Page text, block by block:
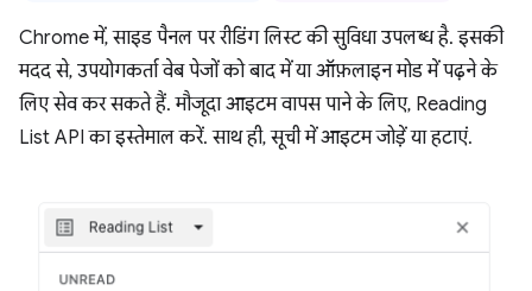
Chrome में, साइड पैनल पर रीडिंग लिस्ट की सुविधा उपलब्ध है. इसकी
मदद से, उपयोगकर्ता वेब पेजों को बाद में या ऑफ़लाइन मोड में पढ़ने के
लिए सेव कर सकते हैं. मौजूदा आइटम वापस पाने के लिए, Reading
List API का इस्तेमाल करें. साथ ही, सूची में आइटम जोड़ें या हटाएं.